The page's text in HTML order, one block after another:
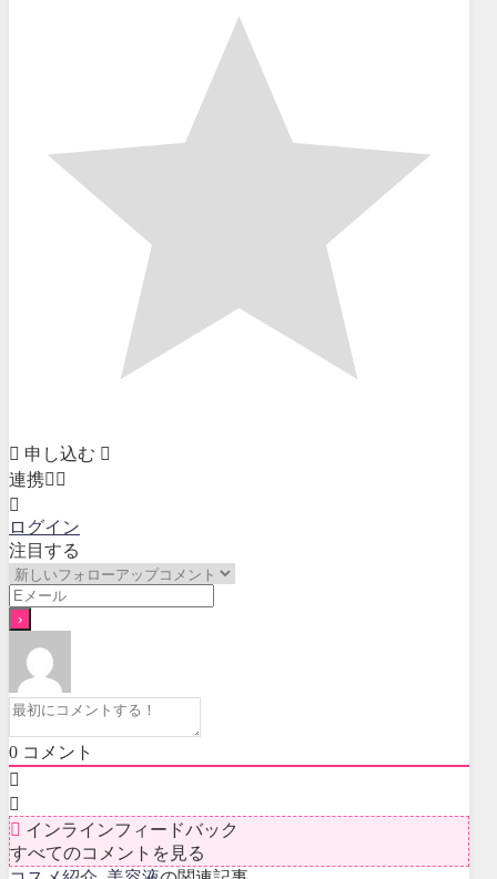
申し込む
連携
ログイン
注目する
0 コメント
インラインフィードバック
すべてのコメントを見る